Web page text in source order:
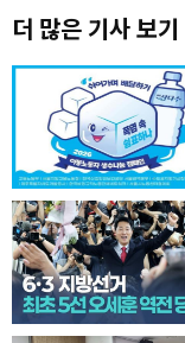
더 많은 기사 보기